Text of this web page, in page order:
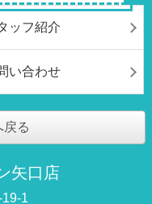
ッフ紹介
い合わせ
戻る
矢口店
1